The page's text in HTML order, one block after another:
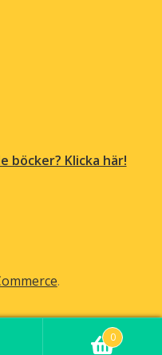
böcker? Klicka här!
.
0